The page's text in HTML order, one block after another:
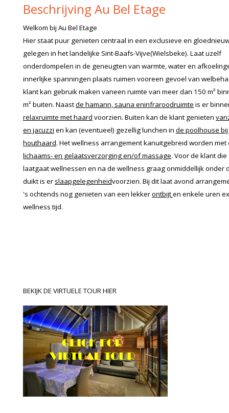
Beschrijving Au Bel Etage
Welkom bij Au Bel Etage
Hier staat puur genieten centraal in een exclusieve en
gelegen in het landelijke Sint-Baafs-Vijve(Wielsbeke). Laat uzelf
onderdompelen in de geneugten van warmte, water en
innerlijke spanningen plaats ruimen vooreen gevoel van
klant kan gebruik maken vaneen ruimte van meer dan 150 m²
m² buiten. Naastde hamann, sauna eninfraroodruimte is er
relaxruimte met haard voorzien. Buiten kan de klant genieten
en jacuzzi en kan (eventueel) gezellig lunchen in de poolhouse
houthaard. Het wellness arrangement kanuitgebreid worden met
lichaams- en gelaatsverzorging en/of massage. Voor de klant
laatgaat wellnessen en na de wellness graag onmiddellijk onder
duikt is er slaapgelegenheidvoorzien. Bij dit laat avond
's ochtends nog genieten van een lekkerontbijten enkele uren
wellness tijd.
BEKIJK DE VIRTUELE TOUR HIER